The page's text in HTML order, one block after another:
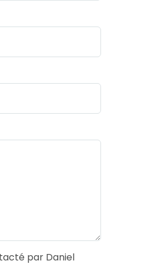
par Daniel